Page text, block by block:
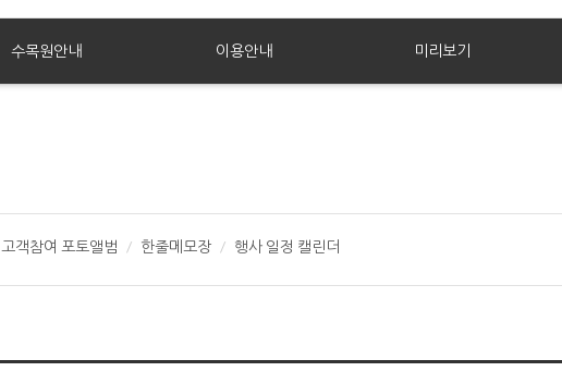
수목원안내 이용안내 미리보기
고객참여 포토앨범 한줄메모장 행사 일정 캘린더